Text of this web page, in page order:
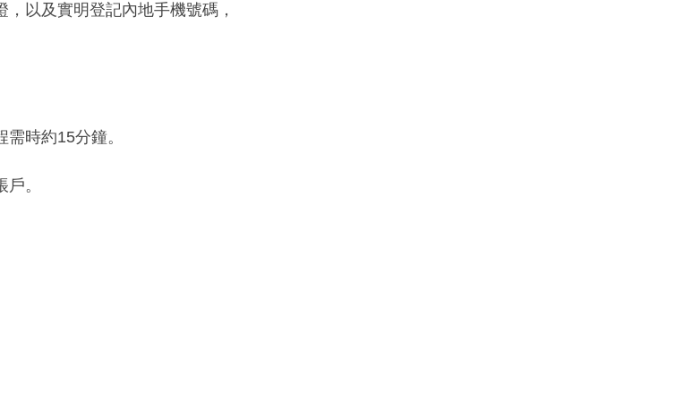
以及實明登記內地手機號碼，
時約15分鐘。
。